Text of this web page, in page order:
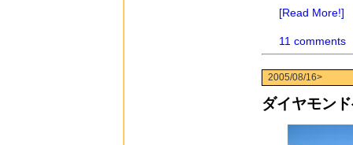
[Read More!]
11 comments
2005/08/16>
ダイヤモン